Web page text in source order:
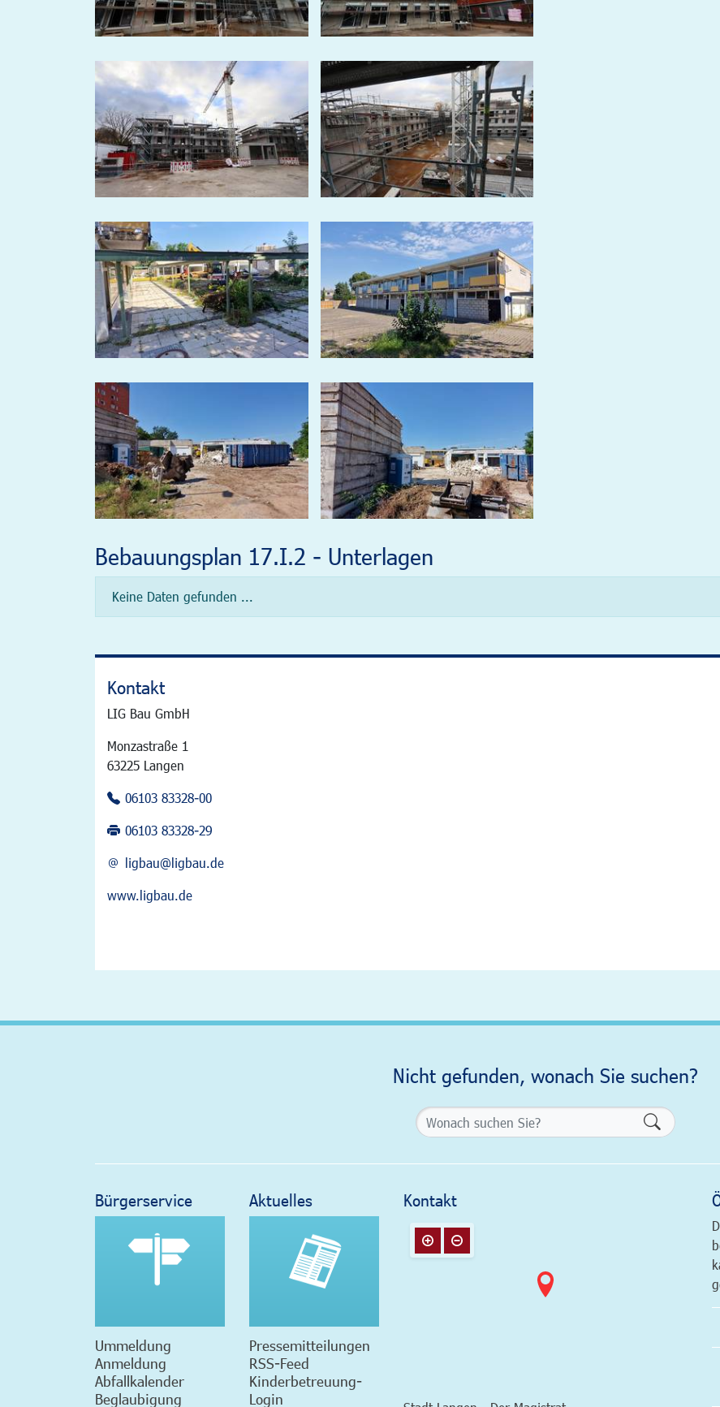
Bebauungsplan 17.I.2 - Unterlagen
Keine Daten gefunden ...
Kontakt
LIG Bau GmbH
Monzastraße 1
63225 Langen
06103 83328-00
06103 83328-29
ligbau@ligbau.de
www.ligbau.de
Nicht gefunden, wonach Sie suchen?
Bürgerservice
Ummeldung
Anmeldung
Abfallkalender
Beglaubigung
Aktuelles
Pressemitteilungen
RSS-Feed
Kinderbetreuung-
Login
Kontakt